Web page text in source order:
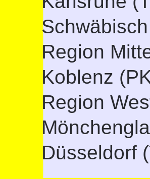
Region
Koblenz
Region
Düsseldorf